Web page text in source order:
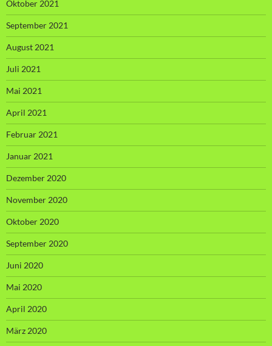
Oktober 2021
September 2021
August 2021
Juli 2021
Mai 2021
April 2021
Februar 2021
Januar 2021
Dezember 2020
November 2020
Oktober 2020
September 2020
Juni 2020
Mai 2020
April 2020
März 2020